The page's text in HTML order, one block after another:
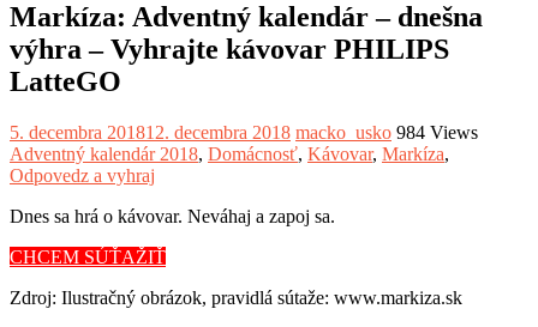
Markíza: Adventný kalendár – dnešna
výhra – Vyhrajte kávovar PHILIPS
LatteGO
5. decembra 201812. decembra 2018 macko_usko 984 Views
Adventný kalendár 2018, Domácnosť, Kávovar, Markíza,
Odpovedz a vyhraj
Dnes sa hrá o kávovar. Neváhaj a zapoj sa.
CHCEM SÚŤAŽIŤ
Zdroj: Ilustračný obrázok, pravidlá sútaže: www.markiza.sk